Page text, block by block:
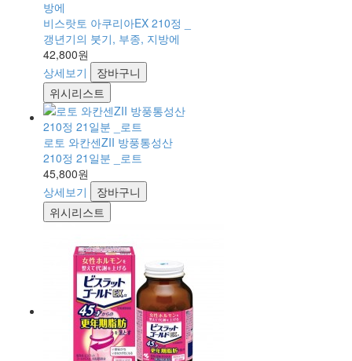
비스랏토 아쿠리아EX 210정 _
갱년기의 붓기, 부종, 지방에
42,800원
상세보기
장바구니
위시리스트
로토 와칸센ZII 방풍통성산
210정 21일분 _로트
45,800원
상세보기
장바구니
위시리스트